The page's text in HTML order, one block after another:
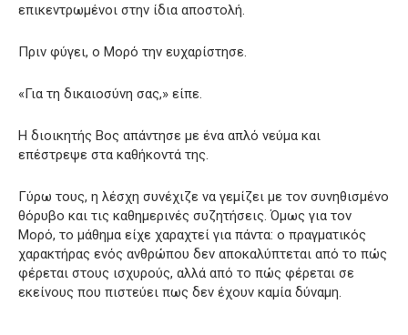
επικεντρωμένοι στην ίδια αποστολή.
Πριν φύγει, ο Μορό την ευχαρίστησε.
«Για τη δικαιοσύνη σας,» είπε.
Η διοικητής Βος απάντησε με ένα απλό νεύμα και
επέστρεψε στα καθήκοντά της.
Γύρω τους, η λέσχη συνέχιζε να γεμίζει με τον συνηθισμένο
θόρυβο και τις καθημερινές συζητήσεις. Όμως για τον
Μορό, το μάθημα είχε χαραχτεί για πάντα: ο πραγματικός
χαρακτήρας ενός ανθρώπου δεν αποκαλύπτεται από το πώς
φέρεται στους ισχυρούς, αλλά από το πώς φέρεται σε
εκείνους που πιστεύει πως δεν έχουν καμία δύναμη.